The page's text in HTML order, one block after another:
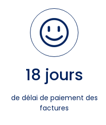
18 jours
de délai de paiement des
factures